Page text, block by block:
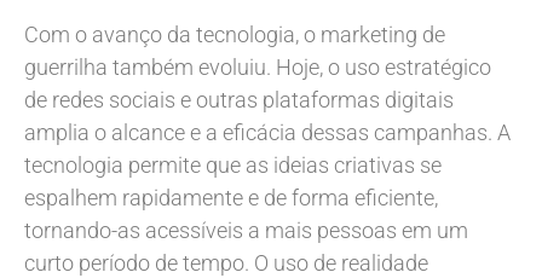
Com o avanço da tecnologia, o marketing de
guerrilha também evoluiu. Hoje, o uso estratégico
de redes sociais e outras plataformas digitais
amplia o alcance e a eficácia dessas campanhas. A
tecnologia permite que as ideias criativas se
espalhem rapidamente e de forma eficiente,
tornando-as acessíveis a mais pessoas em um
curto período de tempo. O uso de realidade